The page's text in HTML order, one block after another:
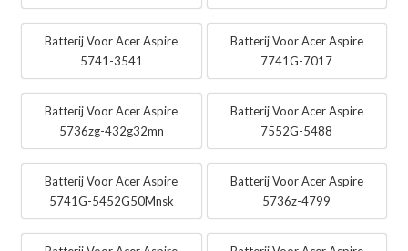
Batterij Voor Acer Aspire
5741-3541
Batterij Voor Acer Aspire
7741G-7017
Batterij Voor Acer Aspire
5736zg-432g32mn
Batterij Voor Acer Aspire
7552G-5488
Batterij Voor Acer Aspire
5741G-5452G50Mnsk
Batterij Voor Acer Aspire
5736z-4799